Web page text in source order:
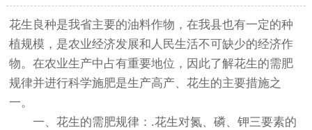
花生良种是我省主要的油料作物，在我县也有一定的种
植规模，是农业经济发展和人民生活不可缺少的经济作
物。在农业生产中占有重要地位，因此了解花生的需肥
规律并进行科学施肥是生产高产、花生的主要措施之
一。
一、花生的需肥规律：.花生对氮、磷、钾三要素的